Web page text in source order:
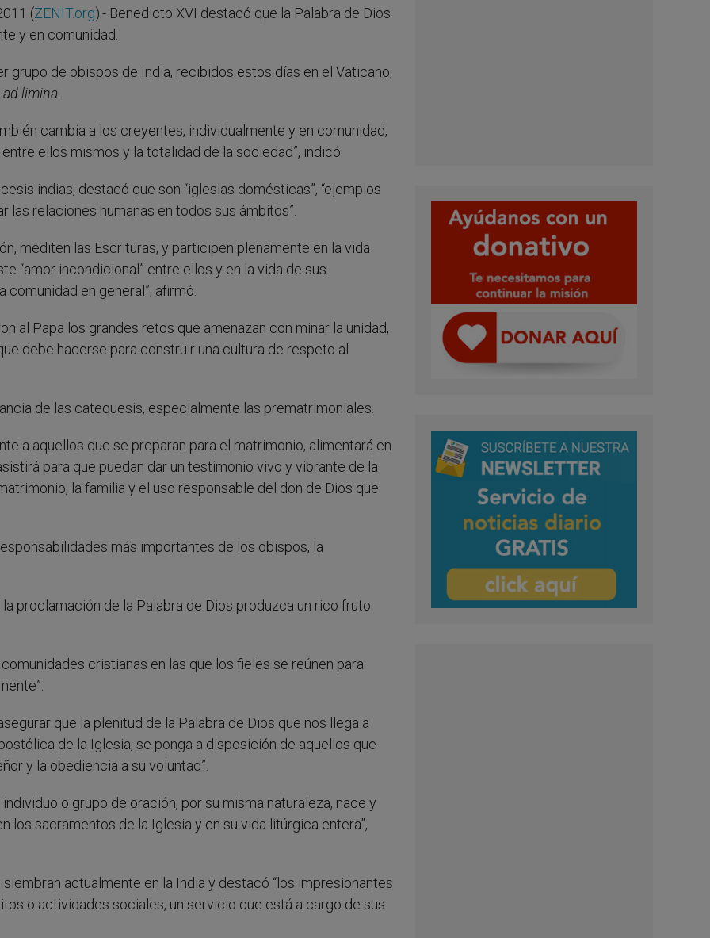
(ZENIT.org).- Benedicto XVI destacó que la Palabra de Dios
y en comunidad.
grupo de obispos de India, recibidos estos días en el Vaticano,
ad limina.
cambia a los creyentes, individualmente y en comunidad,
ellos mismos y la totalidad de la sociedad”, indicó.
indias, destacó que son “iglesias domésticas”, “ejemplos
las relaciones humanas en todos sus ámbitos”.
mediten las Escrituras, y participen plenamente en la vida
“amor incondicional” entre ellos y en la vida de sus
comunidad en general”, afirmó.
al Papa los grandes retos que amenazan con minar la unidad,
debe hacerse para construir una cultura de respeto al
de las catequesis, especialmente las prematrimoniales.
a aquellos que se preparan para el matrimonio, alimentará en
para que puedan dar un testimonio vivo y vibrante de la
la familia y el uso responsable del don de Dios que
más importantes de los obispos, la
proclamación de la Palabra de Dios produzca un rico fruto
cristianas en las que los fieles se reúnen para
que la plenitud de la Palabra de Dios que nos llega a
de la Iglesia, se ponga a disposición de aquellos que
y la obediencia a su voluntad”.
o grupo de oración, por su misma naturaleza, nace y
los sacramentos de la Iglesia y en su vida litúrgica entera”,
actualmente en la India y destacó “los impresionantes
o actividades sociales, un servicio que está a cargo de sus